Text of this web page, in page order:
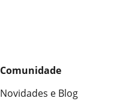
Comunidade
Novidades e Blog